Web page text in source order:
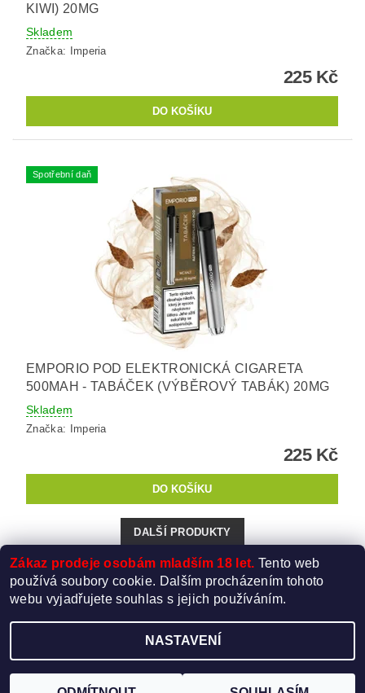
KIWI) 20MG
Skladem
Značka: Imperia
225 Kč
Spotřební daň
EMPORIO POD ELEKTRONICKÁ CIGARETA
500MAH - TABÁČEK (VÝBĚROVÝ TABÁK) 20MG
Skladem
Značka: Imperia
225 Kč
DALŠÍ PRODUKTY
1 ... 27
Vytvořil Shoptet
Zákaz prodeje osobám mladším 18 let. Tento web
používá soubory cookie. Dalším procházením tohoto
webu vyjadřujete souhlas s jejich používáním.
NASTAVENÍ